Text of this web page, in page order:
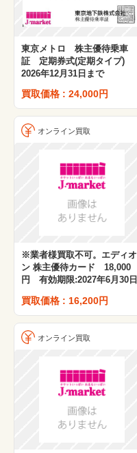
東京メトロ 株主優待乗車
証 定期券式(定期タイプ)
2026年12月31日まで
買取価格 : 24,000円
オンライン買取
※業者様買取不可。エディオ
ン 株主優待カード 18,000
円 有効期限:2027年6月30日
買取価格 : 16,200円
オンライン買取